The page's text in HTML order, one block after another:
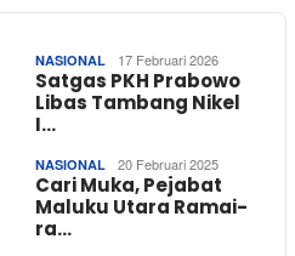
NASIONAL 17 Februari 2026
Satgas PKH Prabowo
Libas Tambang Nikel
I…
NASIONAL 20 Februari 2025
Cari Muka, Pejabat
Maluku Utara Ramai-
ra…